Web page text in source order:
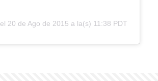
20 de Ago de 2015 a la(s) 11:38 PDT